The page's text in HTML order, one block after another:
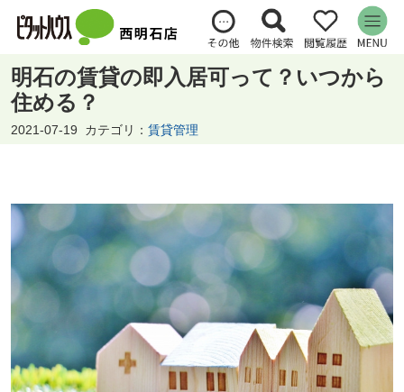
明石の賃貸の即入居可って？いつから
住める？
2021-07-19 カテゴリ： 賃貸管理